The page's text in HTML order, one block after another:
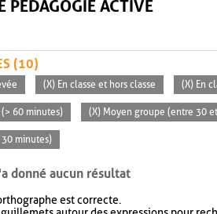
PÉDAGOGIE ACTIVE
(10)
(X) En classe et hors classe (X) En
60 minutes) (X) Moyen groupe (entre 30
minutes)
donné aucun résultat
est correcte.